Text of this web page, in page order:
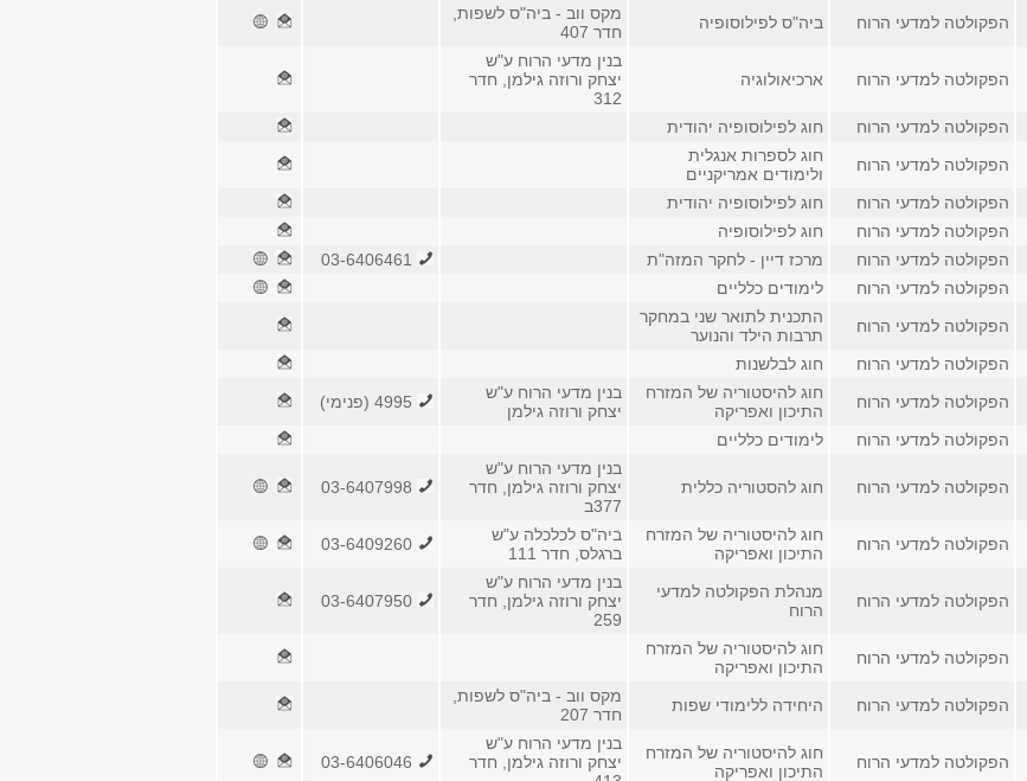
הפקולטה למדעי הרוח
ביה"ס לפילוסופיה
מקס ווב - ביה"ס לשפות,
חדר 407
הפקולטה למדעי הרוח ארכיאולוגיה
בנין מדעי הרוח ע"ש
יצחק ורוזה גילמן, חדר
312
הפקולטה למדעי הרוח
חוג לפילוסופיה יהודית
הפקולטה למדעי הרוח
חוג לספרות אנגלית
ולימודים אמריקניים
הפקולטה למדעי הרוח
חוג לפילוסופיה יהודית
הפקולטה למדעי הרוח
חוג לפילוסופיה
הפקולטה למדעי הרוח מרכז דיין - לחקר המזה"ת
הפקולטה למדעי הרוח
לימודים כלליים
הפקולטה למדעי הרוח
התכנית לתואר שני במחקר
תרבות הילד והנוער
הפקולטה למדעי הרוח
חוג לבלשנות
הפקולטה למדעי הרוח
חוג להיסטוריה של המזרח
התיכון ואפריקה
בנין מדעי הרוח ע"ש
יצחק ורוזה גילמן
הפקולטה למדעי הרוח לימודים כלליים
הפקולטה למדעי הרוח חוג להסטוריה כללית
בנין מדעי הרוח ע"ש
יצחק ורוזה גילמן, חדר
377ב
הפקולטה למדעי הרוח
חוג להיסטוריה של המזרח
התיכון ואפריקה
ביה"ס לכלכלה ע"ש
ברגלס, חדר 111
הפקולטה למדעי הרוח
מנהלת הפקולטה למדעי
הרוח
בנין מדעי הרוח ע"ש
יצחק ורוזה גילמן, חדר
259
הפקולטה למדעי הרוח
חוג להיסטוריה של המזרח
התיכון ואפריקה
הפקולטה למדעי הרוח היחידה ללימודי שפות
מקס ווב - ביה"ס לשפות,
חדר 207
הפקולטה למדעי הרוח
חוג להיסטוריה של המזרח
התיכון ואפריקה
בנין מדעי הרוח ע"ש
יצחק ורוזה גילמן, חדר